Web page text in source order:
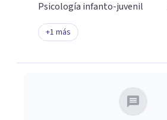
Psicología infanto-juvenil
+1 más